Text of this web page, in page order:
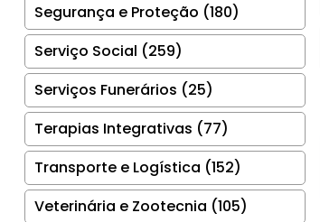
Segurança e Proteção (180)
Serviço Social (259)
Serviços Funerários (25)
Terapias Integrativas (77)
Transporte e Logística (152)
Veterinária e Zootecnia (105)